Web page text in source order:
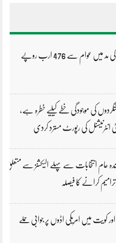
بجلی بلوں پر ٹیکس کی مد میں عوام سے 476 ارب روپے
کی موجودگی خطے کیلیے خطرہ ہے،
انٹرنیشنل کی رپورٹ مسترد کردی
عام انتخابات سے پہلے الیکشنز سے متعلق
کرانے کا فیصلہ
کویت میں امریکی اڈوں پر جوابی حملے